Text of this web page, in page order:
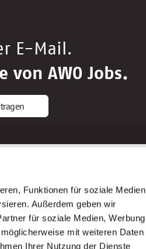
Funktionen für soziale Medien
Außerdem geben wir
für soziale Medien, Werbung
mit weiteren Daten
Ihrer Nutzung der Dienste
E-Mail.
von AWO Jobs.
Gliederungen nach Bundesland
nach Bundesländern